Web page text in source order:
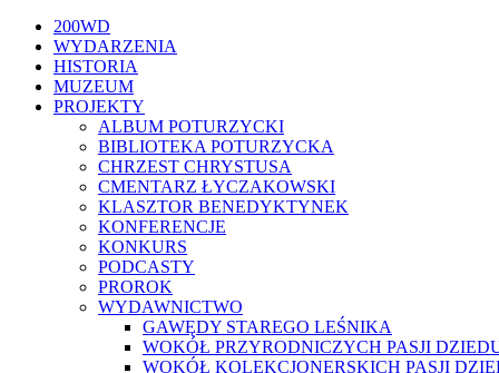
Close
Menu
200WD
WYDARZENIA
HISTORIA
MUZEUM
PROJEKTY
ALBUM POTURZYCKI
BIBLIOTEKA POTURZYCKA
CHRZEST CHRYSTUSA
CMENTARZ ŁYCZAKOWSKI
KLASZTOR BENEDYKTYNEK
KONFERENCJE
KONKURS
PODCASTY
PROROK
WYDAWNICTWO
GAWĘDY STAREGO LEŚNIKA
WOKÓŁ PRZYRODNICZYCH PASJI
WOKÓŁ KOLEKCJONERSKICH PASJI